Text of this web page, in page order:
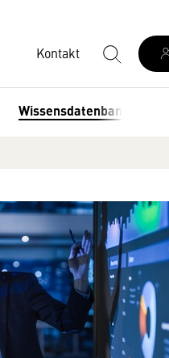
Kontakt
Wissensdatenbank